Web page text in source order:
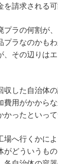
請求される可
プラの何割が
プラなのかも
、その辺りは
収した自治体
費用がかから
かったといっ
場へ行くかに
がどういうも